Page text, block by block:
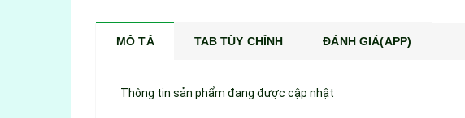
MÔ TẢ TAB TÙY CHỈNH ĐÁNH GIÁ(APP)
Thông tin sản phẩm đang được cập nhật